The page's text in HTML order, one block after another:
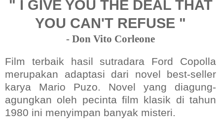
" I GIVE YOU THE DEAL THAT
YOU CAN'T REFUSE "
- Don Vito Corleone
Film terbaik hasil sutradara Ford Copolla
merupakan adaptasi dari novel best-seller
karya Mario Puzo. Novel yang diagung-
agungkan oleh pecinta film klasik di tahun
1980 ini menyimpan banyak misteri.